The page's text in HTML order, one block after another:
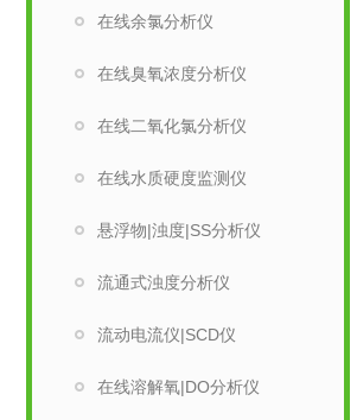
在线余氯分析仪
在线臭氧浓度分析仪
在线二氧化氯分析仪
在线水质硬度监测仪
悬浮物|浊度|SS分析仪
流通式浊度分析仪
流动电流仪|SCD仪
在线溶解氧|DO分析仪